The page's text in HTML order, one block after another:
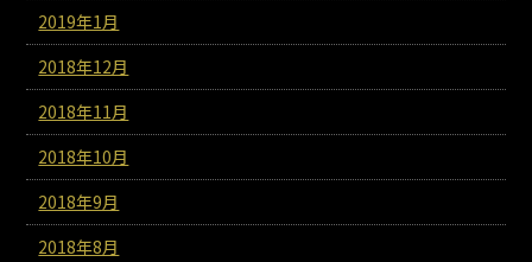
2019年1月
2018年12月
2018年11月
2018年10月
2018年9月
2018年8月